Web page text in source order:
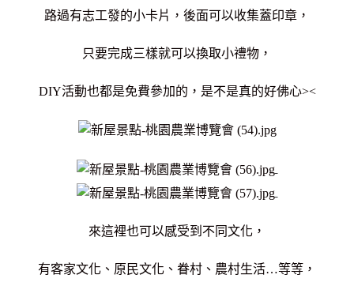
路過有志工發的小卡片，後面可以收集蓋印章，
只要完成三樣就可以換取小禮物，
DIY活動也都是免費參加的，是不是真的好佛心><
來這裡也可以感受到不同文化，
有客家文化、原民文化、眷村、農村生活…等等，